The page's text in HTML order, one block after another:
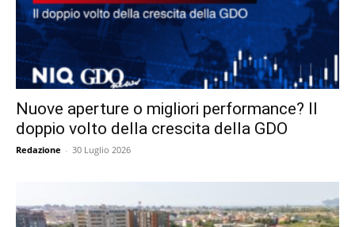
Nuove aperture o migliori performance? Il
doppio volto della crescita della GDO
Redazione - 30 Luglio 2026